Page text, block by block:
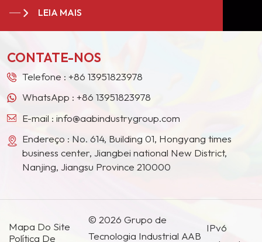
longo prazo para muitos gigantes de tintas na
Europa, América do Norte, Oriente Médio,
países e regiões.
LEIA MAIS
CONTATE-NOS
Telefone : +86 13951823978
WhatsApp : +86 13951823978
E-mail : info@aabindustrygroup.com
Endereço : No. 614, Building 01, Hongyang times
business center, Jiangbei national New District,
Nanjing, Jiangsu Province 210000
Mapa Do Site
Política De
© 2026 Grupo de
Tecnologia Industrial AAB
IPv6